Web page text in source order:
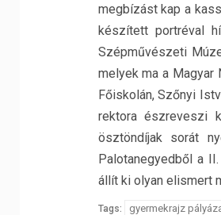
megbízást kap a
készített portréval
Szépművészeti
melyek ma a Magyar
Főiskolán, Szőnyi
rektora észreveszi
ösztöndíjak sorát
Palotanegyedből a
állít ki olyan elismert
Tags: gyermekrajz